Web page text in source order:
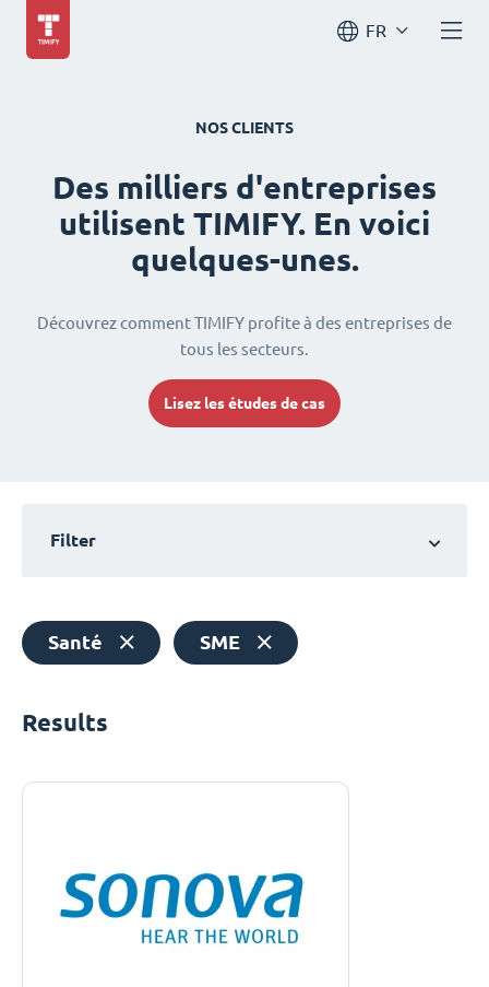
FR
NOS CLIENTS
Des milliers d'entreprises
utilisent TIMIFY. En voici
quelques-unes.
Découvrez comment TIMIFY profite à des entreprises de
tous les secteurs.
Lisez les études de cas
Filter
Santé SME
Results